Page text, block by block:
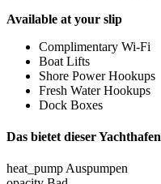
Available at your slip
Complimentary Wi-Fi
Boat Lifts
Shore Power Hookups
Fresh Water Hookups
Dock Boxes
Das bietet dieser Yachthafen
heat_pump Auspumpen